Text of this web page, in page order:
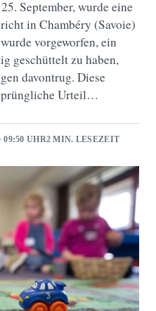
September, wurde eine
in Chambéry (Savoie)
vorgeworfen, ein
geschüttelt zu haben,
davontrug. Diese
Urteil…
09:50 UHR2 MIN. LESEZEIT